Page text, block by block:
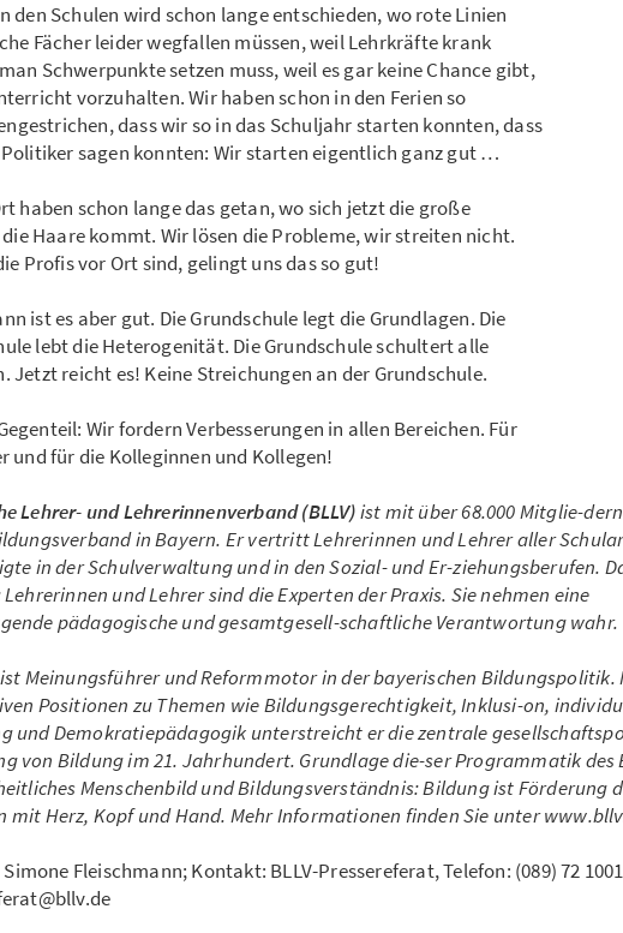
den Schulen wird schon lange entschieden, wo rote Linien
Fächer leider wegfallen müssen, weil Lehrkräfte krank
Schwerpunkte setzen muss, weil es gar keine Chance gibt,
vorzuhalten. Wir haben schon in den Ferien so
dass wir so in das Schuljahr starten konnten, dass
sagen konnten: Wir starten eigentlich ganz gut …
haben schon lange das getan, wo sich jetzt die große
Haare kommt. Wir lösen die Probleme, wir streiten nicht.
Profis vor Ort sind, gelingt uns das so gut!
ist es aber gut. Die Grundschule legt die Grundlagen. Die
lebt die Heterogenität. Die Grundschule schultert alle
Jetzt reicht es! Keine Streichungen an der Grundschule.
Wir fordern Verbesserungen in allen Bereichen. Für
und für die Kolleginnen und Kollegen!
Lehrer- und Lehrerinnenverband (BLLV)ist mit über 68.000 Mitglie-
in Bayern. Er vertritt Lehrerinnen und Lehrer aller
in der Schulverwaltung und in den Sozial- und Er-ziehungsberufen.
Lehrerinnen und Lehrer sind die Experten der Praxis. Sie nehmen eine
pädagogische und gesamtgesell-schaftliche Verantwortung wahr.
ist Meinungsführer und Reformmotor in der bayerischen Bildungspolitik.
Positionen zu Themen wie Bildungsgerechtigkeit, Inklusi-on,
und Demokratiepädagogik unterstreicht er die zentrale
von Bildung im 21. Jahrhundert. Grundlage die-ser Programmatik des
Menschenbild und Bildungsverständnis: Bildung ist Förderung
mit Herz, Kopf und Hand. Mehr Informationen finden Sie unter
Simone Fleischmann; Kontakt: BLLV-Pressereferat, Telefon: (089) 72